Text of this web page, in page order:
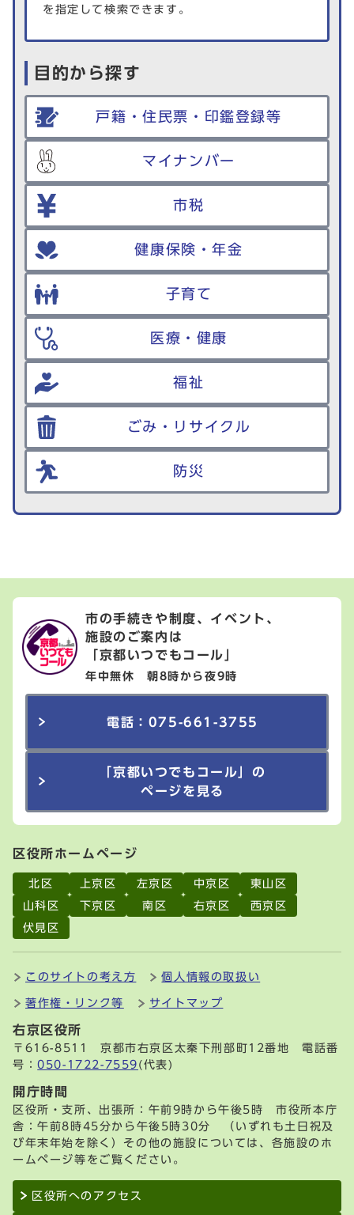
を指定して検索できます。
目的から探す
戸籍・住民票・印鑑登録等
マイナンバー
市税
健康保険・年金
子育て
医療・健康
福祉
ごみ・リサイクル
防災
市の手続きや制度、イベント、
施設のご案内は
「京都いつでもコール」
年中無休 朝8時から夜9時
電話：075-661-3755
「京都いつでもコール」の
ページを見る
区役所ホームページ
北区 上京区 左京区 中京区
東山区
山科区
下京区 南区 右京区
西京区
伏見区
このサイトの考え方 個人情報の取扱い
著作権・リンク等 サイトマップ
右京区役所
〒616-8511 京都市右京区太秦下刑部町12番地 電話番
号：050-1722-7559 (代表)
開庁時間
区役所・支所、出張所：午前9時から午後5時 市役所本庁
舎：午前8時45分から午後5時30分 （いずれも土日祝及
び年末年始を除く）その他の施設については、各施設のホ
ームページ等をご覧ください。
区役所へのアクセス